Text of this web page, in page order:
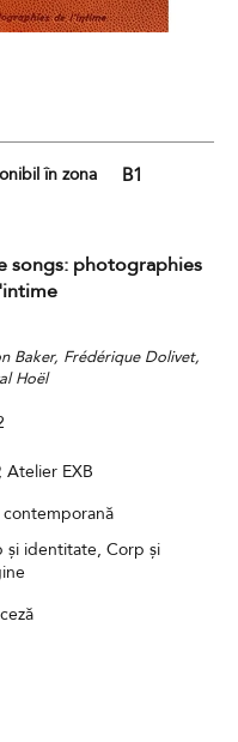
în zona B1
songs: photographies
Baker, Frédérique Dolivet,
Hoël
Atelier EXB
și identitate, Corp și